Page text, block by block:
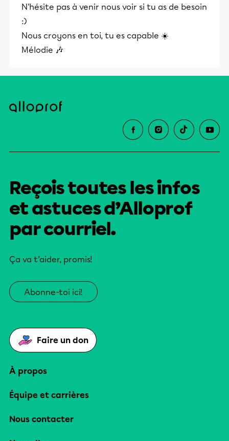
N'hésite pas à venir nous voir si tu as de besoin
:)
Nous croyons en toi, tu es capable ☀️
Mélodie 🎶
Reçois toutes les infos
et astuces d’Alloprof
par courriel.
Ça va t’aider, promis!
Abonne-toi ici!
Faire un don
À propos
Équipe et carrières
Nous contacter